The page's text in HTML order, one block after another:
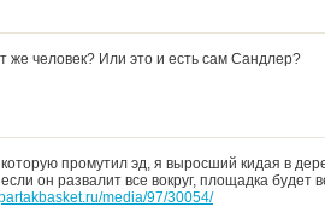
же человек? Или это и есть сам Сандлер?
промутил эд, я выросший кидая в
он развалит все вокруг, площадка будет
media/97/30054/